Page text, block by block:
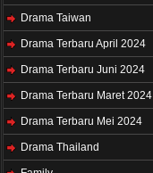
Drama Taiwan
Drama Terbaru April 2024
Drama Terbaru Juni 2024
Drama Terbaru Maret 2024
Drama Terbaru Mei 2024
Drama Thailand